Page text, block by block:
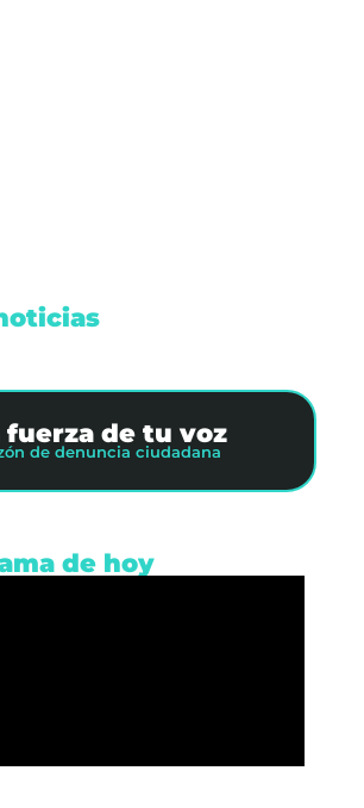
fuerza de tu voz
de denuncia ciudadana
de hoy